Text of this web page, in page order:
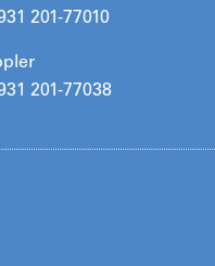
201-77010
201-77038